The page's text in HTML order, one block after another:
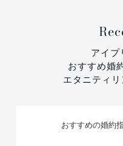
アイ
おすすめ婚
エタニティ
おすすめの婚約